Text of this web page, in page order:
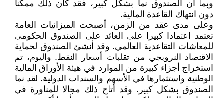
وبما أن الصندوق نما بشكل كبير، فقد كان ذلك ممكنا
دون انتهاك القاعدة المالية.
وعلى مدى عقد من الزمن، أصبحت الميزانيات العامة
تعتمد اعتمادا كبيرا على العائد على الصندوق الحكومي
للمعاشات التقاعدية العالمي. وقد أنشئ الصندوق لحماية
الاقتصاد النرويجي من تقلبات أسعار النفط. واليوم، تم
استخراج أجزاء كبيرة من الموارد في هيئة الأوراق المالية
الوطنية واستثمارها في الأسهم والسندات الدولية. لقد نما
الصندوق بشكل كبير. وقد أتاح ذلك مجالا للمناورة في